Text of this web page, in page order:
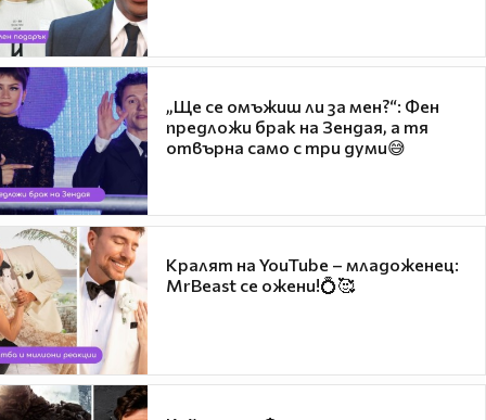
„Ще се омъжиш ли за мен?“: Фен
предложи брак на Зендая, а тя
отвърна само с три думи😅
Кралят на YouTube – младоженец:
MrBeast се ожени!💍🥰